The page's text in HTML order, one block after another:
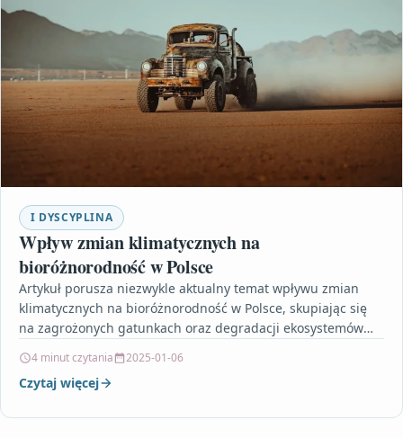
I DYSCYPLINA
Wpływ zmian klimatycznych na
bioróżnorodność w Polsce
Artykuł porusza niezwykle aktualny temat wpływu zmian
klimatycznych na bioróżnorodność w Polsce, skupiając się
na zagrożonych gatunkach oraz degradacji ekosystemów
4 minut czytania 2025-01-06
Czytaj więcej